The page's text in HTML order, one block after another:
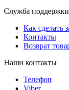
Служба поддержки
Как сделать
Контакты
Возврат
Наши контакты
Телефон
Viber